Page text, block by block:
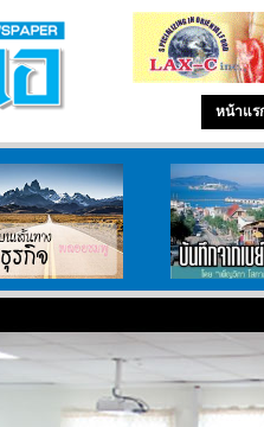
หน้าแร
บนเส้นทางธุรกิจ บันทึกจากเบ